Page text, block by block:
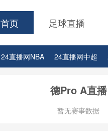
首页 足球直播
24直播网NBA 24直播网中超
德Pro A直播
暂无赛事数据